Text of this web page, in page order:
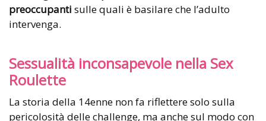
preoccupanti sulle quali è basilare che l’adulto
intervenga.
Sessualità inconsapevole nella Sex
Roulette
La storia della 14enne non fa riflettere solo sulla
pericolosità delle challenge, ma anche sul modo con